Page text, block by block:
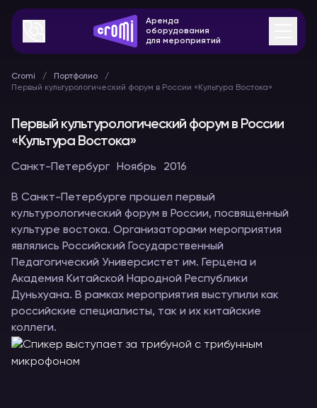
Аренда
оборудования
для мероприятий
Cromi
Портфолио
Первый культурологический форум в России «Культура Востока»
Первый культурологический форум в России
«Культура Востока»
Санкт-Петербург Ноябрь 2016
В Санкт-Петербурге прошел первый
культурологический форум в России, посвященный
культуре востока. Организаторами мероприятия
являлись Российский Государственный
Педагогический Универсистет им. Герцена и
Академия Китайской Народной Республики
Дуньхуана. В рамках мероприятия выступили как
российские специалисты, так и их китайские
коллеги.